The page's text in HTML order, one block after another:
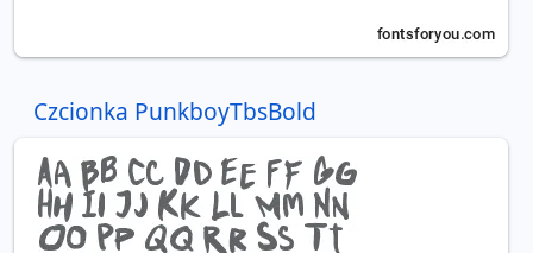
Czcionka PunkboyTbsBold